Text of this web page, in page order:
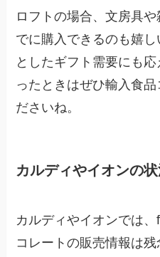
ロフトの場合、文房具
でに購入できるのも嬉
としたギフト需要にも
ったときはぜひ輸入食
ださいね。
カルディやイオンの
カルディやイオンでは
コレートの販売情報は